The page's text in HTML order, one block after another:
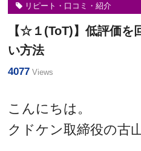
リピート・口コミ・紹介
【☆１(ToT)】低評価を
い方法
4077 Views
こんにちは。
クドケン取締役の古